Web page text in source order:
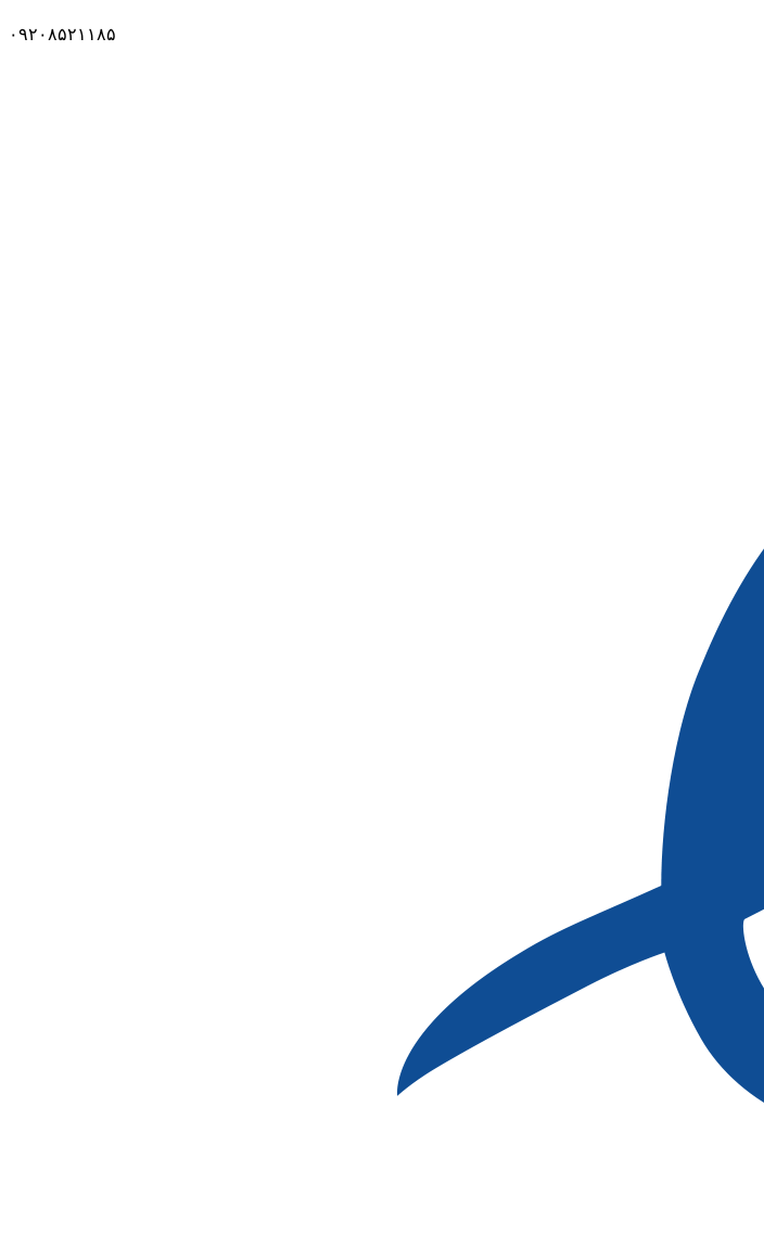
۰۹۲۰۸۵۲۱۱۸۵